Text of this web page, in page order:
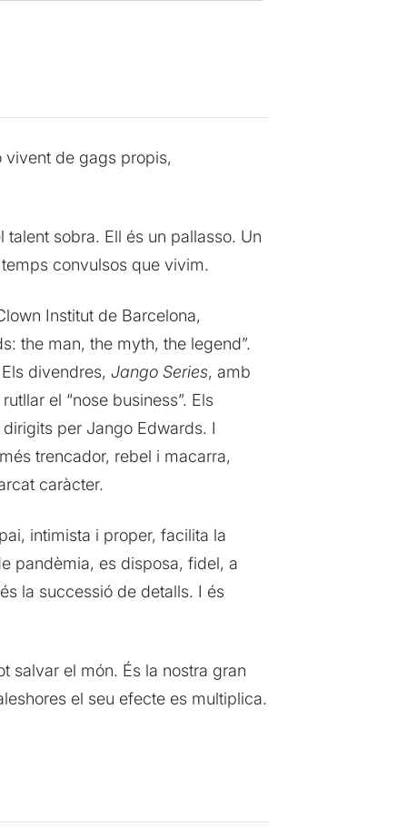
vivent de gags propis,
sobra. Ell és un pallasso. Un
convulsos que vivim.
Institut de Barcelona,
the man, the myth, the legend”.
divendres, Jango Series, amb
el “nose business”. Els
per Jango Edwards. I
trencador, rebel i macarra,
caràcter.
intimista i proper, facilita la
pandèmia, es disposa, fidel, a
la successió de detalls. I és
salvar el món. És la nostra gran
el seu efecte es multiplica.